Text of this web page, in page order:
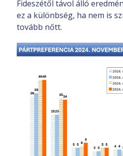
Fideszétől távol álló
ez a különbség, ha nem is
tovább nőtt.